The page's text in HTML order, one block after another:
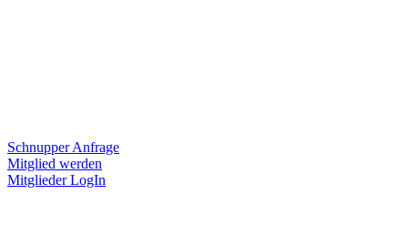
Schnupper Anfrage
Mitglied werden
Mitglieder LogIn